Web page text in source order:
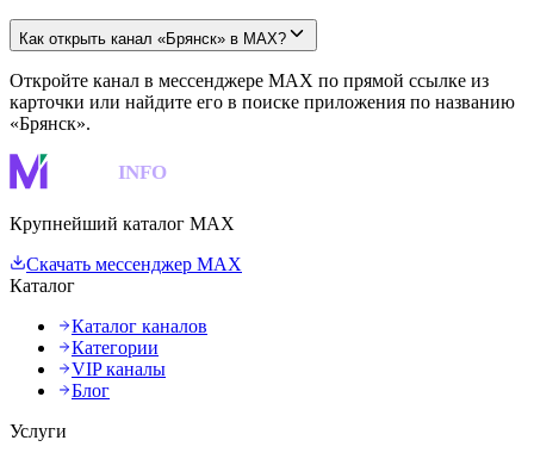
Как открыть канал «Брянск» в MAX?
Откройте канал в мессенджере MAX по прямой ссылке из
карточки или найдите его в поиске приложения по названию
«Брянск».
INFO
Крупнейший каталог MAX
Скачать мессенджер MAX
Каталог
Каталог каналов
Категории
VIP каналы
Блог
Услуги